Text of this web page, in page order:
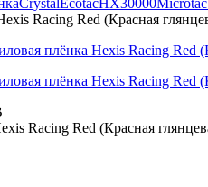
Racing Red (Красная
Racing Red (Красная